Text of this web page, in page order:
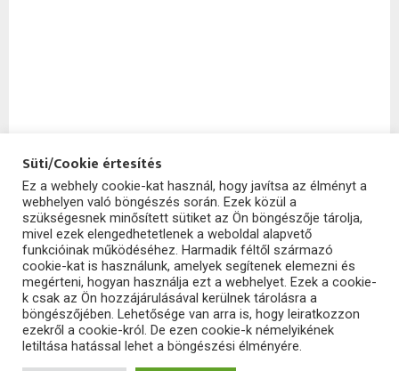
SzoftHub
Süti/Cookie értesítés
Ez a webhely cookie-kat használ, hogy javítsa az élményt a
webhelyen való böngészés során. Ezek közül a
szükségesnek minősített sütiket az Ön böngészője tárolja,
mivel ezek elengedhetetlenek a weboldal alapvető
funkcióinak működéséhez. Harmadik féltől származó
cookie-kat is használunk, amelyek segítenek elemezni és
megérteni, hogyan használja ezt a webhelyet. Ezek a cookie-
k csak az Ön hozzájárulásával kerülnek tárolásra a
böngészőjében. Lehetősége van arra is, hogy leiratkozzon
ezekről a cookie-król. De ezen cookie-k némelyikének
letiltása hatással lehet a böngészési élményére.